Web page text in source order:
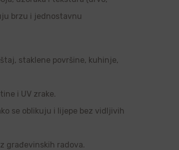
brzu i jednostavnu
staklene površine, kuhinje,
i UV zrake.
se oblikuju i lijepe bez vidljivih
građevinskih radova.